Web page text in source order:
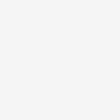
slaapproblemen